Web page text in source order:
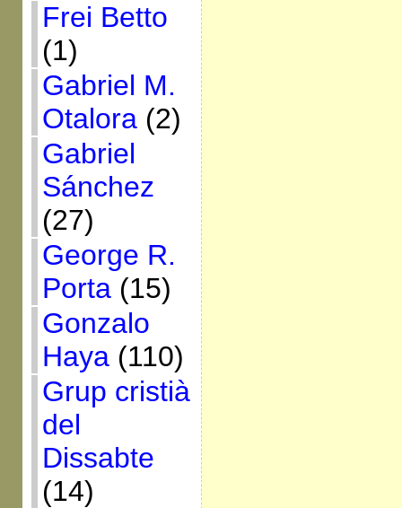
Frei Betto
(1)
Gabriel M.
Otalora(2)
Gabriel
Sánchez
(27)
George R.
Porta(15)
Gonzalo
Haya(110)
Grup cristià
del
Dissabte
(14)